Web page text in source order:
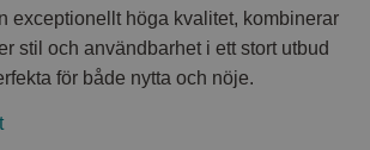
exceptionellt höga kvalitet, kombinerar
stil och användbarhet i ett stort utbud
för både nytta och nöje.